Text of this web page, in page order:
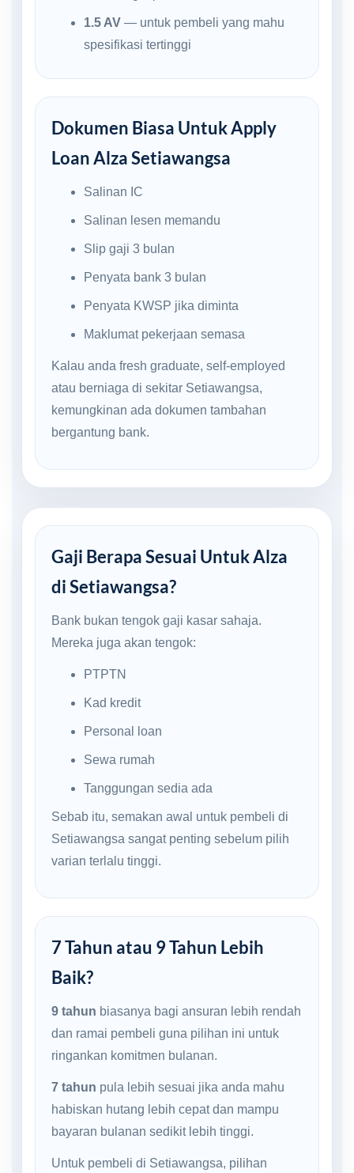
1.5 AV— untuk pembeli yang mahu
spesifikasi tertinggi
Dokumen Biasa Untuk Apply
Loan Alza Setiawangsa
Salinan IC
Salinan lesen memandu
Slip gaji 3 bulan
Penyata bank 3 bulan
Penyata KWSP jika diminta
Maklumat pekerjaan semasa
Kalau anda fresh graduate, self-employed
atau berniaga di sekitar Setiawangsa,
kemungkinan ada dokumen tambahan
bergantung bank.
Gaji Berapa Sesuai Untuk Alza
di Setiawangsa?
Bank bukan tengok gaji kasar sahaja.
Mereka juga akan tengok:
PTPTN
Kad kredit
Personal loan
Sewa rumah
Tanggungan sedia ada
Sebab itu, semakan awal untuk pembeli di
Setiawangsa sangat penting sebelum pilih
varian terlalu tinggi.
7 Tahun atau 9 Tahun Lebih
Baik?
9 tahun biasanya bagi ansuran lebih rendah
dan ramai pembeli guna pilihan ini untuk
ringankan komitmen bulanan.
7 tahun pula lebih sesuai jika anda mahu
habiskan hutang lebih cepat dan mampu
bayaran bulanan sedikit lebih tinggi.
Untuk pembeli di Setiawangsa, pilihan